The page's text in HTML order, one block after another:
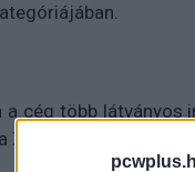
cég több
Xiaomi mögött.